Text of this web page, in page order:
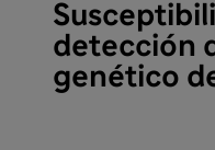
detección
genético